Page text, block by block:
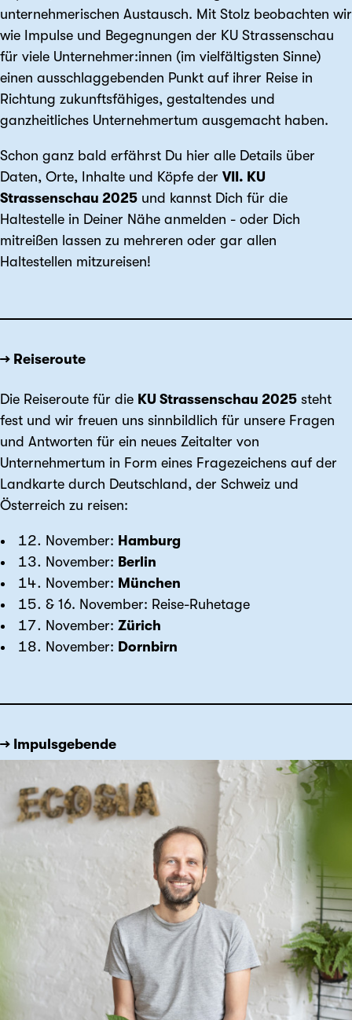
unternehmerischen Austausch. Mit Stolz beobachten wir
wie Impulse und Begegnungen der KU Strassenschau
für viele Unternehmer:innen (im vielfältigsten Sinne)
einen ausschlaggebenden Punkt auf ihrer Reise in
Richtung zukunftsfähiges, gestaltendes und
ganzheitliches Unternehmertum ausgemacht haben.
Schon ganz bald erfährst Du hier alle Details über
Daten, Orte, Inhalte und Köpfe der VII. KU
Strassenschau 2025 und kannst Dich für die
Haltestelle in Deiner Nähe anmelden - oder Dich
mitreißen lassen zu mehreren oder gar allen
Haltestellen mitzureisen!
→ Reiseroute
Die Reiseroute für die KU Strassenschau 2025 steht
fest und wir freuen uns sinnbildlich für unsere Fragen
und Antworten für ein neues Zeitalter von
Unternehmertum in Form eines Fragezeichens auf der
Landkarte durch Deutschland, der Schweiz und
Österreich zu reisen:
November: Hamburg
November: Berlin
November: München
& 16. November: Reise-Ruhetage
November: Zürich
November: Dornbirn
→ Impulsgebende